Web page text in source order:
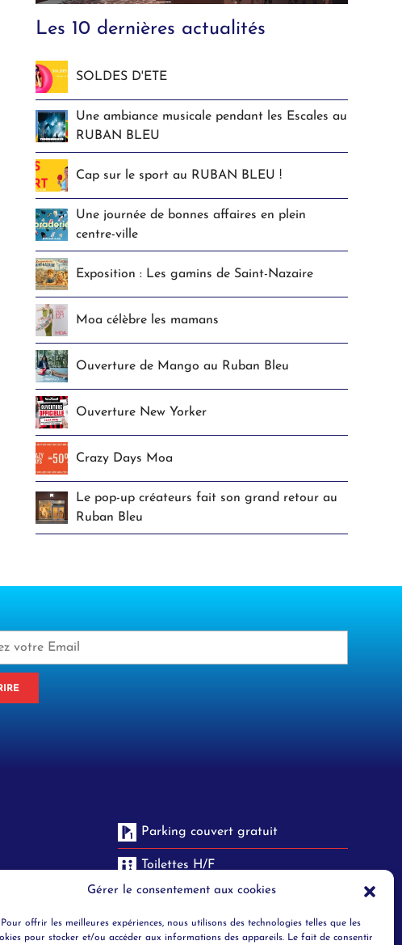
Gérer le consentement aux cookies
Pour offrir les meilleures expériences, nous utilisons des technologies telles que les
pour stocker et/ou accéder aux informations des appareils. Le fait de consentir
Les 10 dernières actualités
SOLDES D'ETE
Une ambiance musicale pendant les Escales au
RUBAN BLEU
Cap sur le sport au RUBAN BLEU !
Une journée de bonnes affaires en plein
centre-ville
Exposition : Les gamins de Saint-Nazaire
Moa célèbre les mamans
Ouverture de Mango au Ruban Bleu
Ouverture New Yorker
Crazy Days Moa
Le pop-up créateurs fait son grand retour au
Ruban Bleu
lignes de bus
de bus H3,
Parking couvert gratuit
Toilettes H/F
Objets trouvés
Securité